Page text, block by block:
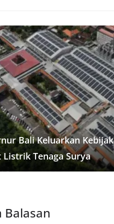
l gr
a
m
s
A
p
p
h
at
Bali Keluarkan
Listrik Tenaga Surya
Balasan